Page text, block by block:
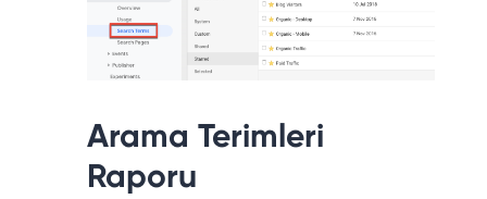
Arama Terimleri
Raporu